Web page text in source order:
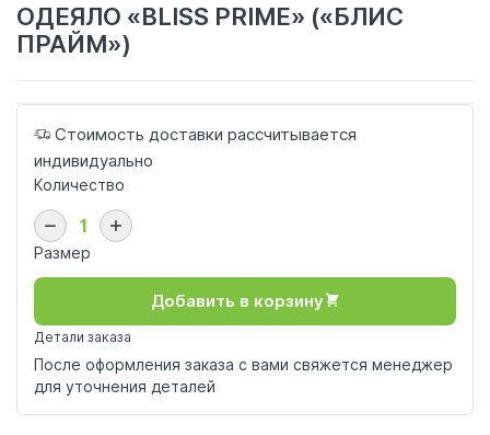
ОДЕЯЛО «BLISS PRIME» («БЛИС
ПРАЙМ»)
Стоимость доставки рассчитывается
индивидуально
Количество
Размер
Добавить в корзину
Детали заказа
После оформления заказа с вами свяжется менеджер
для уточнения деталей